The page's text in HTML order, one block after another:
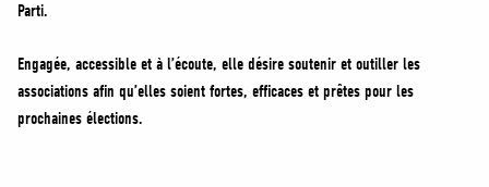
Parti.
Engagée, accessible et à l’écoute, elle désire soutenir et outiller les
associations afin qu’elles soient fortes, efficaces et prêtes pour les
prochaines élections.